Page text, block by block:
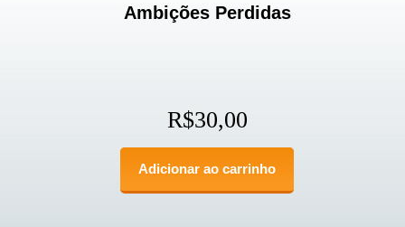
Ambições Perdidas
R$30,00
Adicionar ao carrinho